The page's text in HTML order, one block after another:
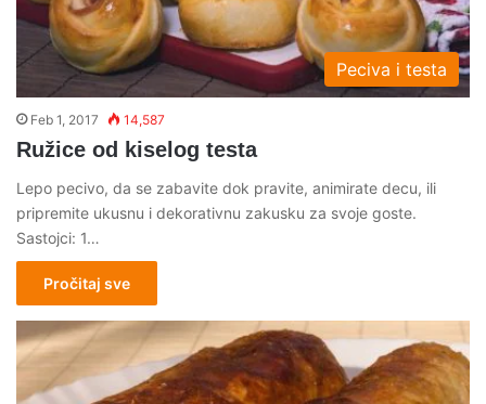
Peciva i testa
Feb 1, 2017 14,587
Ružice od kiselog testa
Lepo pecivo, da se zabavite dok pravite, animirate decu, ili
pripremite ukusnu i dekorativnu zakusku za svoje goste.
Sastojci: 1…
Pročitaj sve